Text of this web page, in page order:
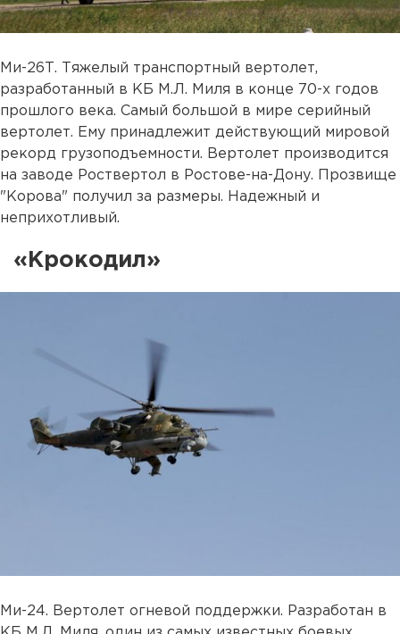
Ми-26Т. Тяжелый транспортный вертолет,
разработанный в КБ М.Л. Миля в конце 70-х годов
прошлого века. Самый большой в мире серийный
вертолет. Ему принадлежит действующий мировой
рекорд грузоподъемности. Вертолет производится
на заводе Роствертол в Ростове-на-Дону. Прозвище
"Корова" получил за размеры. Надежный и
неприхотливый.
«Крокодил»
Ми-24. Вертолет огневой поддержки. Разработан в